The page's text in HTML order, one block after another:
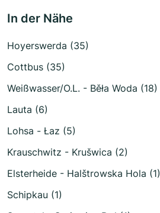
In der Nähe
Hoyerswerda (35)
Cottbus (35)
Weißwasser/O.L. - Běła Woda (18)
Lauta (6)
Lohsa - Łaz (5)
Krauschwitz - Krušwica (2)
Elsterheide - Halštrowska Hola (1)
Schipkau (1)